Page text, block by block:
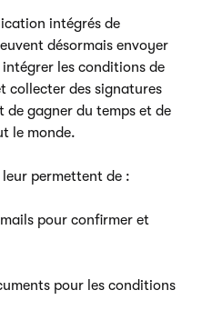
intégrés de
désormais envoyer
les conditions de
collecter des signatures
de gagner du temps et de
le monde.
permettent de :
pour confirmer et
pour les conditions